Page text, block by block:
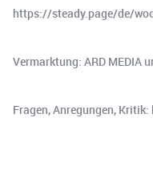
https://steady.page/de/
Vermarktung: ARD MEDIA
Fragen, Anregungen,